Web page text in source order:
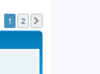
1 2